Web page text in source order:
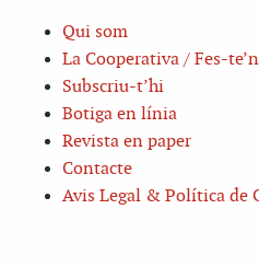
Qui som
La Cooperativa / Fes-
Subscriu-t’hi
Botiga en línia
Revista en paper
Contacte
Avis Legal & Política de